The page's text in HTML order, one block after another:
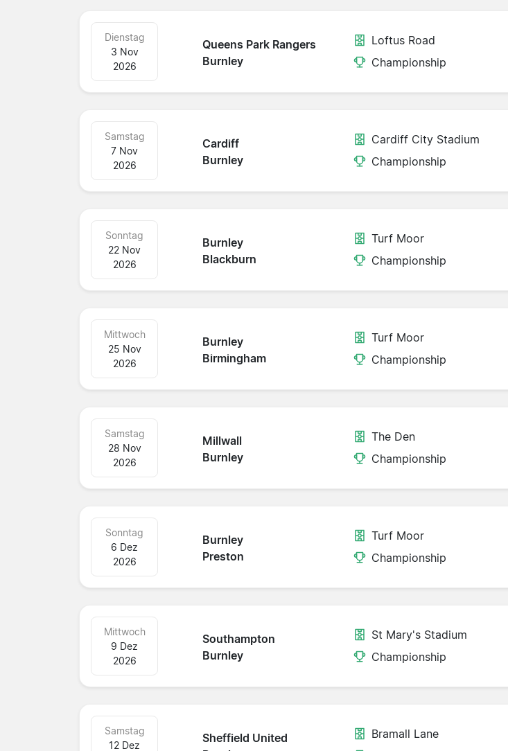
Queens Park Rangers
Burnley
Dienstag
3 Nov
2026
Loftus Road
Championship
Cardiff
Burnley
Samstag
7 Nov
2026
Cardiff City Stadium
Championship
Burnley
Blackburn
Sonntag
22 Nov
2026
Turf Moor
Championship
Burnley
Birmingham
Mittwoch
25 Nov
2026
Turf Moor
Championship
Millwall
Burnley
Samstag
28 Nov
2026
The Den
Championship
Burnley
Preston
Sonntag
6 Dez
2026
Turf Moor
Championship
Southampton
Burnley
Mittwoch
9 Dez
2026
St Mary's Stadium
Championship
Sheffield United
Samstag
12 Dez
Bramall Lane